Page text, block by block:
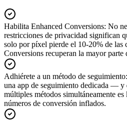
Habilita Enhanced Conversions: No
restricciones de privacidad significan
solo por píxel pierde el 10-20% de las
Conversions recuperan la mayor parte
Adhiérete a un método de seguimiento:
una app de seguimiento dedicada — y
múltiples métodos simultáneamente es
números de conversión inflados.